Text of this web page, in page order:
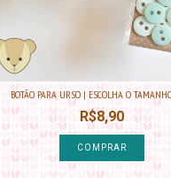
BOTÃO PARA URSO | ESCOLHA O
R$8,90
COMPRAR